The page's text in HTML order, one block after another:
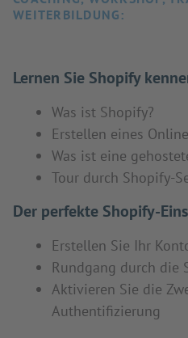
WEITERBILDUNG:
Lernen Sie Shopify
Was ist Shopify?
Erstellen eines
Was ist eine
Tour durch Shopify-
Der perfekte Shopify-
Erstellen Sie Ihr
Rundgang durch die
Aktivieren Sie die
Authentifizierung